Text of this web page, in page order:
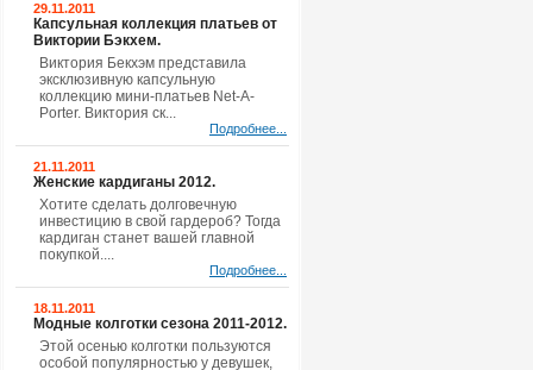
29.11.2011
Капсульная коллекция платьев от
Виктории Бэкхем.
Виктория Бекхэм представила
эксклюзивную капсульную
коллекцию мини-платьев Net-A-
Porter. Виктория ск...
Подробнее...
21.11.2011
Женские кардиганы 2012.
Хотите сделать долговечную
инвестицию в свой гардероб? Тогда
кардиган станет вашей главной
покупкой....
Подробнее...
18.11.2011
Модные колготки сезона 2011-2012.
Этой осенью колготки пользуются
особой популярностью у девушек,